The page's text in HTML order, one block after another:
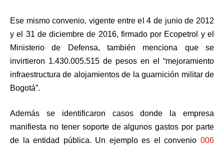
Ese mismo convenio, vigente entre el 4 de junio de 2012
y el 31 de diciembre de 2016, firmado por Ecopetrol y el
Ministerio de Defensa, también menciona que se
invirtieron 1.430.005.515 de pesos en el “mejoramiento
infraestructura de alojamientos de la guarnición militar de
Bogotá”.
Además se identificaron casos donde la empresa
manifiesta no tener soporte de algunos gastos por parte
de la entidad pública. Un ejemplo es el convenio 006